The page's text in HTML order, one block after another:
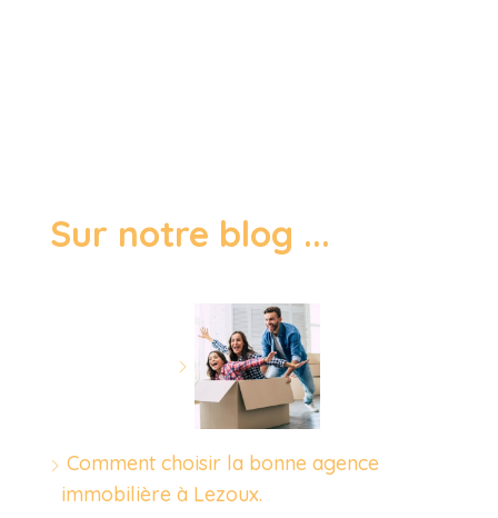
Sur notre blog ...
Comment choisir la bonne agence
immobilière à Lezoux.